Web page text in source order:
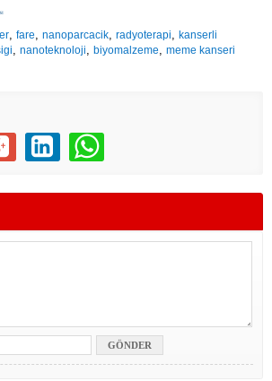
,fare,nanoparcacik,radyoterapi,kanserli
, nanoteknoloji, biyomalzeme, meme kanseri